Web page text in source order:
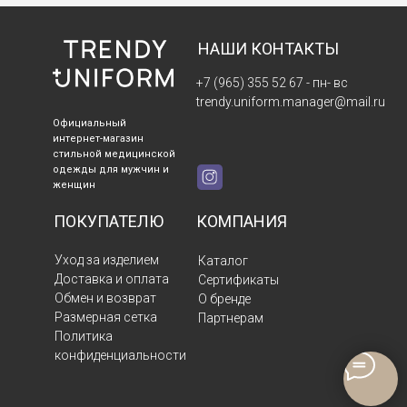
Официальный
интернет-магазин
стильной медицинской
одежды для мужчин и
женщин
КОМПАНИЯ
Каталог
Сертификаты
О бренде
Партнерам
ПОКУПАТЕЛЮ
Уход за изделием
Доставка и оплата
Обмен и возврат
Размерная сетка
Политика
конфиденциальности
НАШИ КОНТАКТЫ
+7 (965) 355 52 67 - пн- вс
trendy.uniform.manager@mail.ru